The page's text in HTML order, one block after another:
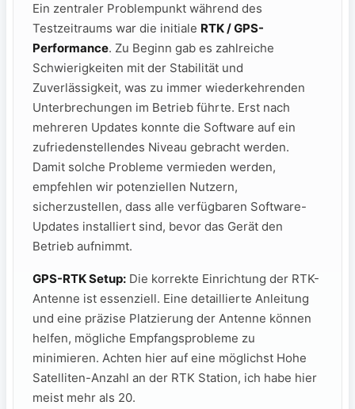
Ein zentraler Problempunkt während des
Testzeitraums ⁤war die ⁤initiale RTK / GPS-
Performance. Zu Beginn gab es zahlreiche
Schwierigkeiten mit der Stabilität und
Zuverlässigkeit, was zu immer wiederkehrenden⁤
Unterbrechungen im Betrieb führte. ​Erst ⁤nach
mehreren​ Updates konnte die Software auf ein
zufriedenstellendes⁤ Niveau gebracht werden.
Damit solche Probleme vermieden werden,
empfehlen wir potenziellen​ Nutzern,
sicherzustellen, dass alle verfügbaren Software-
Updates installiert sind, bevor das Gerät den
Betrieb aufnimmt.
GPS-RTK Setup: Die korrekte ​Einrichtung der RTK-
Antenne ist ⁣essenziell. Eine detaillierte Anleitung
und eine präzise ​Platzierung der ⁢Antenne können
helfen, mögliche Empfangsprobleme zu
minimieren. Achten hier auf eine möglichst Hohe
Satelliten-Anzahl an der RTK Station, ich habe hier
meist mehr als 20.